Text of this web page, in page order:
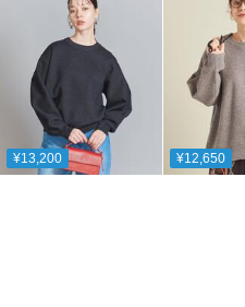
¥13,200 ¥12,650